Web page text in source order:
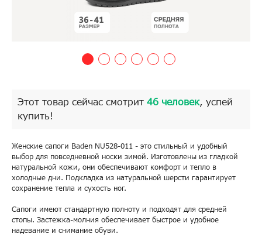
Этот товар сейчас смотрит 46 человек, успей
купить!
Женские сапоги Baden NU528-011 - это стильный и удобный
выбор для повседневной носки зимой. Изготовлены из гладкой
натуральной кожи, они обеспечивают комфорт и тепло в
холодные дни. Подкладка из натуральной шерсти гарантирует
сохранение тепла и сухость ног.
Сапоги имеют стандартную полноту и подходят для средней
стопы. Застежка-молния обеспечивает быстрое и удобное
надевание и снимание обуви.